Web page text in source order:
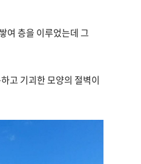
여 층을 이루었는데 그
고 기괴한 모양의 절벽이